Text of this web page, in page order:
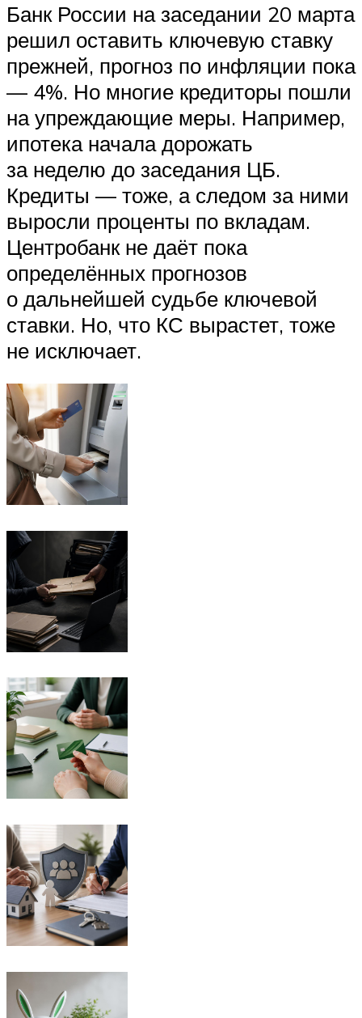
Банк России на заседании 20 марта
решил оставить ключевую ставку
прежней, прогноз по инфляции пока
— 4%. Но многие кредиторы пошли
на упреждающие меры. Например,
ипотека начала дорожать
за неделю до заседания ЦБ.
Кредиты — тоже, а следом за ними
выросли проценты по вкладам.
Центробанк не даёт пока
определённых прогнозов
о дальнейшей судьбе ключевой
ставки. Но, что КС вырастет, тоже
не исключает.